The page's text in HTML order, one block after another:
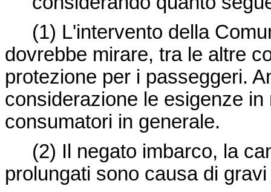
(1) L'intervento della
dovrebbe mirare, tra le altre
protezione per i passeggeri.
considerazione le esigenze
consumatori in generale.
(2) Il negato imbarco, la
prolungati sono causa di